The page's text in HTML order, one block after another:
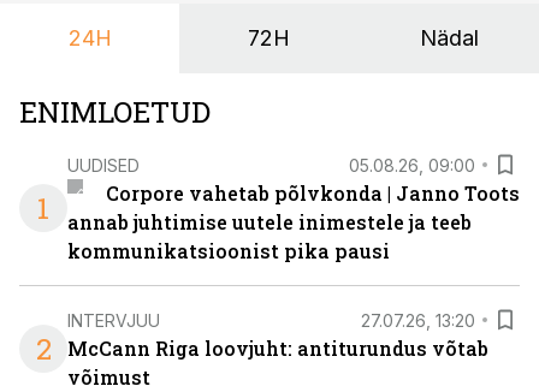
24H 72H Nädal
ENIMLOETUD
1
UUDISED 05.08.26, 09:00
Corpore vahetab põlvkonda | Janno Toots
annab juhtimise uutele inimestele ja teeb
kommunikatsioonist pika pausi
2
INTERVJUU 27.07.26, 13:20
McCann Riga loovjuht: antiturundus võtab
võimust